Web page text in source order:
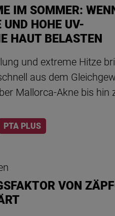
IM SOMMER:
UND HOHE UV-
HAUT BELASTEN
und extreme Hitze
aus dem
Mallorca-Akne bis hin
PTA PLUS
VON